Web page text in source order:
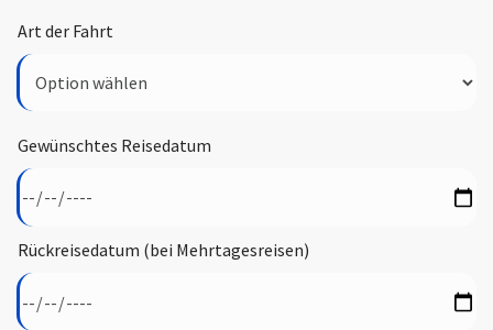
Art der Fahrt
Gewünschtes Reisedatum
Rückreisedatum (bei Mehrtagesreisen)